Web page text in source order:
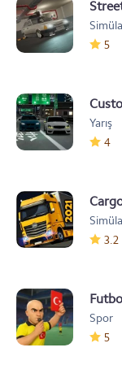
5
Yarış
4
3.2
Spor
5